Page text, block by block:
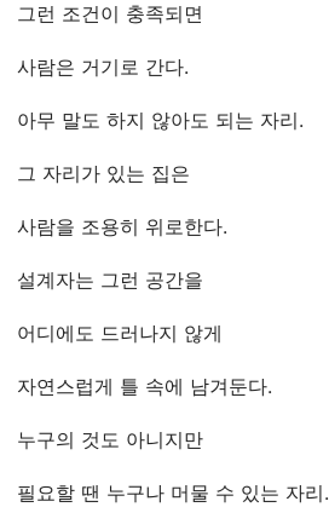
그런 조건이 충족되면
사람은 거기로 간다.
아무 말도 하지 않아도 되는 자리.
그 자리가 있는 집은
사람을 조용히 위로한다.
설계자는 그런 공간을
어디에도 드러나지 않게
자연스럽게 틀 속에 남겨둔다.
누구의 것도 아니지만
필요할 땐 누구나 머물 수 있는 자리.